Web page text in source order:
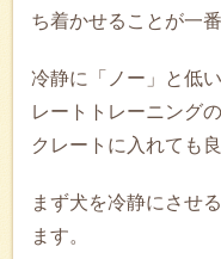
ち着かせることが一番
冷静に「ノー」と低
レートトレーニング
クレートに入れても
まず犬を冷静にさせ
ます。